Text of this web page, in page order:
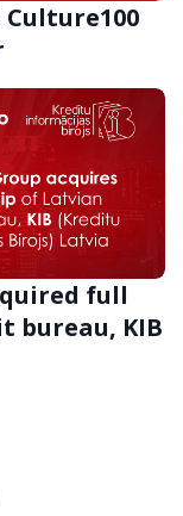
full
bureau, KIB